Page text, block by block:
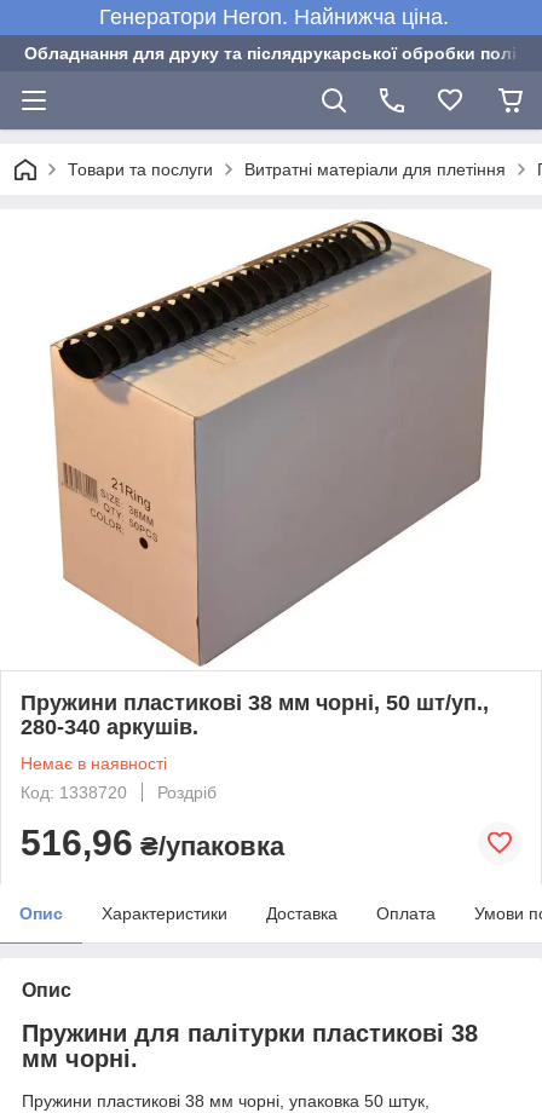
Генератори Heron. Найнижча ціна.
Обладнання для друку та післядрукарської обробки
Товари та послуги Витратні матеріали для плетіння
Пружини пластикові 38 мм чорні, 50 шт/уп.,
280-340 аркушів.
Немає в наявності
Код: 1338720
Роздріб
516,96 ₴/упаковка
Опис Характеристики Доставка Оплата Умови
Опис
Пружини для палітурки пластикові 38
мм чорні.
Пружини пластикові 38 мм чорні, упаковка 50 штук,